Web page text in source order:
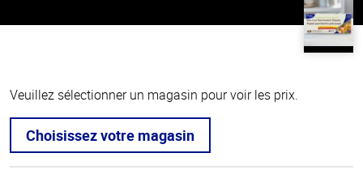
Veuillez sélectionner un magasin pour voir les prix.
Choisissez votre magasin